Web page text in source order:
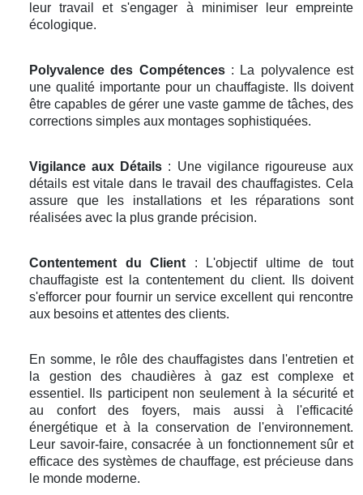
leur travail et s'engager à minimiser leur empreinte
écologique.
Polyvalence des Compétences: La polyvalence est
une qualité importante pour un chauffagiste. Ils doivent
être capables de gérer une vaste gamme de tâches, des
corrections simples aux montages sophistiquées.
Vigilance aux Détails : Une vigilance rigoureuse aux
détails est vitale dans le travail des chauffagistes. Cela
assure que les installations et les réparations sont
réalisées avec la plus grande précision.
Contentement du Client: L'objectif ultime de tout
chauffagiste est la contentement du client. Ils doivent
s'efforcer pour fournir un service excellent qui rencontre
aux besoins et attentes des clients.
En somme, le rôle des chauffagistes dans l'entretien et
la gestion des chaudières à gaz est complexe et
essentiel. Ils participent non seulement à la sécurité et
au confort des foyers, mais aussi à l'efficacité
énergétique et à la conservation de l'environnement.
Leur savoir-faire, consacrée à un fonctionnement sûr et
efficace des systèmes de chauffage, est précieuse dans
le monde moderne.